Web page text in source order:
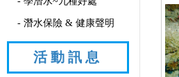
- 潛水保險 & 健康聲明
活動訊息